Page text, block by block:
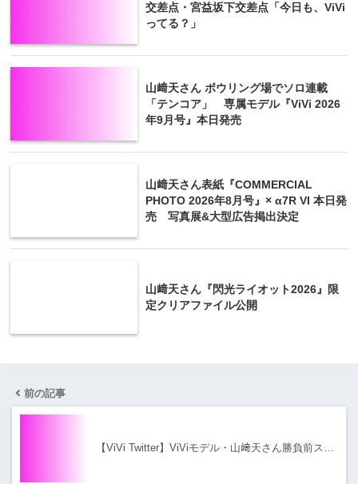
交差点・宮益坂下交差点「今日も、ViVi
ってる？」
山﨑天さん ボウリング場でソロ連載
「テンコア」 専属モデル『ViVi 2026
年9月号』本日発売
山﨑天さん表紙『COMMERCIAL
PHOTO 2026年8月号』× α7R VI 本日発
売 写真展&大型広告掲出決定
山﨑天さん『閃光ライオット2026』限
定クリアファイル公開
前の記事
【ViVi Twitter】ViViモデル・山﨑天さん勝負前ス…